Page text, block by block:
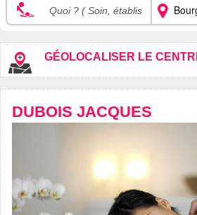
GÉOLOCALISER LE
DUBOIS JACQUES